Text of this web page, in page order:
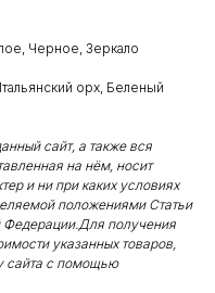
Черное, Зеркало
орх, Беленый
сайт, а также вся
на нём, носит
и ни при каких условиях
положениями Статьи
Федерации.Для получения
указанных товаров,
сайта с помощью